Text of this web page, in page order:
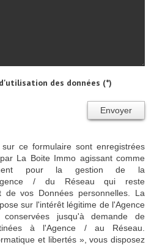
des données (*)
Envoyer
ce formulaire sont enregistrées
La Boite Immo agissant comme
pour la gestion de la
/ du Réseau qui reste
de vos Données personnelles. La
sur l'intérêt légitime de l'Agence
jusqu'à demande de
à l'Agence / au Réseau.
et libertés », vous disposez